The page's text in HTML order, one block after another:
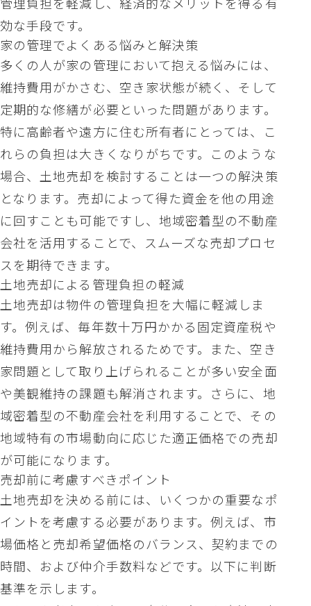
効な手段です。
家の管理でよくある悩みと解決策
多くの人が家の管理において抱える悩みには、
維持費用がかさむ、空き家状態が続く、そして
定期的な修繕が必要といった問題があります。
特に高齢者や遠方に住む所有者にとっては、こ
れらの負担は大きくなりがちです。このような
場合、土地売却を検討することは一つの解決策
となります。売却によって得た資金を他の用途
に回すことも可能ですし、地域密着型の不動産
会社を活用することで、スムーズな売却プロセ
スを期待できます。
土地売却による管理負担の軽減
土地売却は物件の管理負担を大幅に軽減しま
す。例えば、毎年数十万円かかる固定資産税や
維持費用から解放されるためです。また、空き
家問題として取り上げられることが多い安全面
や美観維持の課題も解消されます。さらに、地
域密着型の不動産会社を利用することで、その
地域特有の市場動向に応じた適正価格での売却
が可能になります。
売却前に考慮すべきポイント
土地売却を決める前には、いくつかの重要なポ
イントを考慮する必要があります。例えば、市
場価格と売却希望価格のバランス、契約までの
時間、および仲介手数料などです。以下に判断
基準を示します。